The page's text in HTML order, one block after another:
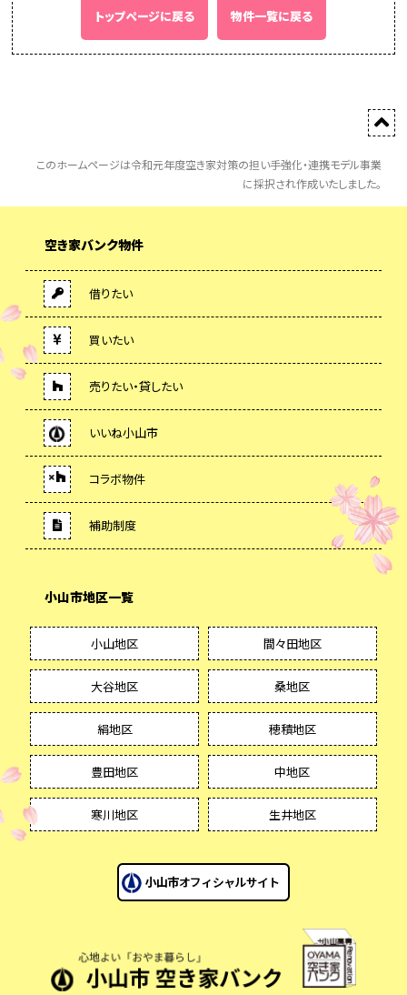
トップページに戻る 物件一覧に戻る
このホームページは令和元年度空き家対策の担い手強化・連携モデル事業
に採択され作成いたしました。
空き家バンク物件
借りたい
買いたい
売りたい・貸したい
いいね小山市
コラボ物件
補助制度
小山市地区一覧
小山地区 間々田地区
大谷地区 桑地区
絹地区 穂積地区
豊田地区 中地区
寒川地区 生井地区